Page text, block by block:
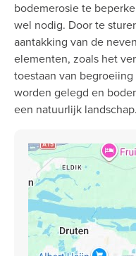
bodemerosie te
wel nodig. Door te
aantakking van de
elementen, zoals het
toestaan van
worden gelegd en
een natuurlijk landschap.